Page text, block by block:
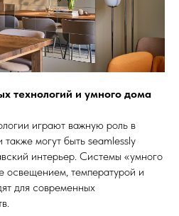
технологий и умного дома
играют важную роль в
могут быть seamlessly
интерьер. Системы «умного
освещением, температурой и
для современных